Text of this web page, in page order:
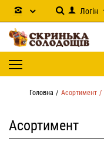
Логін
Головна Асортимент
Асортимент